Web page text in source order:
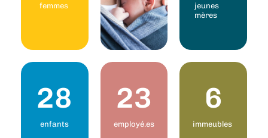
femmes
jeunes
mères
enfants
28
employé.es
23
immeubles
6